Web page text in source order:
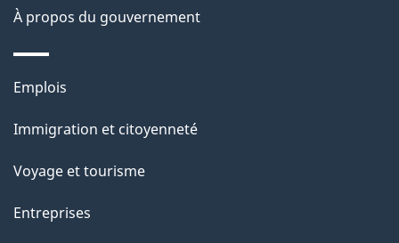
a
p
a
g
e
t
r
a
c
i
o
site
À propos du gouvernement
Thèmes
sujets
Emplois
Immigration et citoyenneté
Voyage et tourisme
Entreprises